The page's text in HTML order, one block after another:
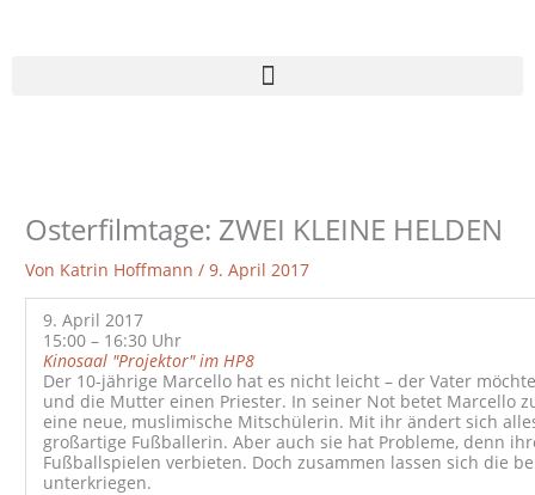
Osterfilmtage: ZWEI KLEINE HELDEN
Von Katrin Hoffmann/9. April 2017
9. April 2017
15:00 – 16:30 Uhr
Kinosaal "Projektor" im HP8
Der 10-jährige Marcello hat es nicht leicht – der Vater
und die Mutter einen Priester. In seiner Not betet Marcello
eine neue, muslimische Mitschülerin. Mit ihr ändert sich
großartige Fußballerin. Aber auch sie hat Probleme, denn
Fußballspielen verbieten. Doch zusammen lassen sich die
unterkriegen.